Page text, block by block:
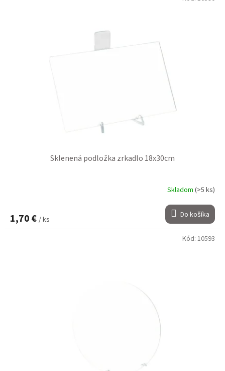
Sklenená podložka zrkadlo 18x30cm
Skladom (>5 ks)
1,70 € / ks Do košíka
Kód: 10593